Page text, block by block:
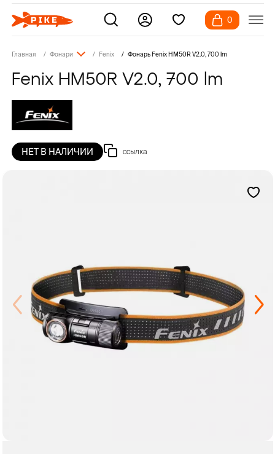
0
Главная Фонари Fenix Фонарь Fenix HM50R V2.0, 700 lm
Fenix HM50R V2.0, 700 lm
НЕТ В НАЛИЧИИ ссылка